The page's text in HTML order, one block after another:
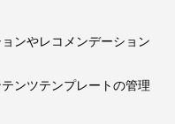
ンやレコメンデーション
ンツテンプレートの管理